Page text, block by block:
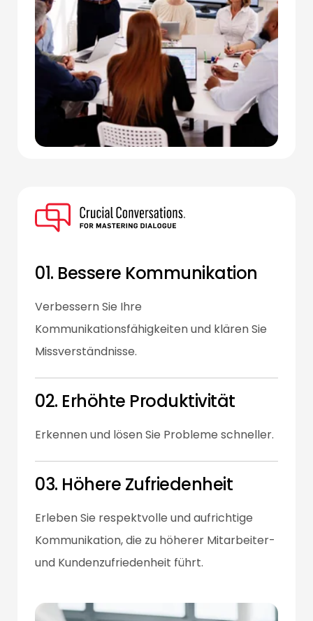
01. Bessere Kommunikation
Verbessern Sie Ihre
Kommunikationsfähigkeiten und klären Sie
Missverständnisse.
02. Erhöhte Produktivität
Erkennen und lösen Sie Probleme schneller.
03. Höhere Zufriedenheit
Erleben Sie respektvolle und aufrichtige
Kommunikation, die zu höherer Mitarbeiter-
und Kundenzufriedenheit führt.